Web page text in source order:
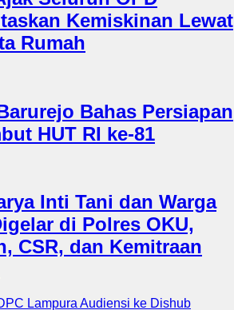
Kemiskinan Lewat
Rumah
Bahas Persiapan
HUT RI ke-81
Inti Tani dan Warga
di Polres OKU,
CSR, dan Kemitraan